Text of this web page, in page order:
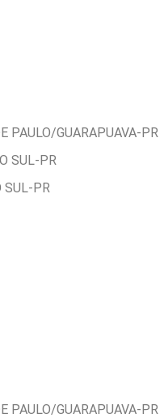
PAULO/GUARAPUAVA-PR
SUL-PR
SUL-PR
PAULO/GUARAPUAVA-PR